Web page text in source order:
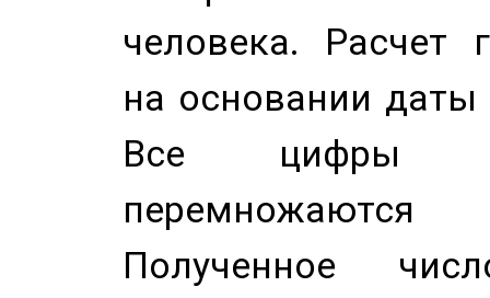
человека. Расчет
на основании
Все цифры
Полученное